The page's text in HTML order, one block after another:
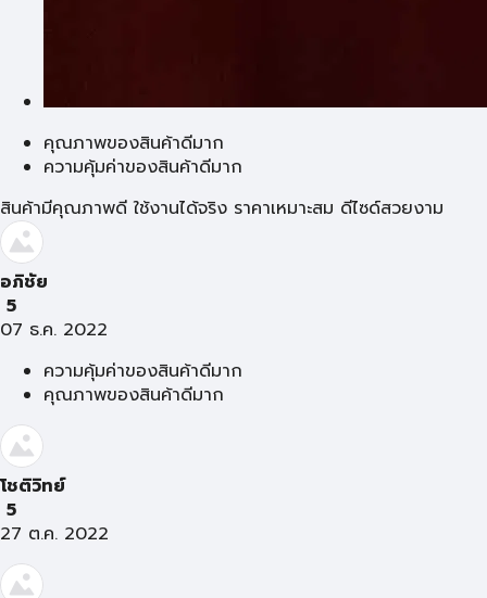
คุณภาพของสินค้าดีมาก
ความคุ้มค่าของสินค้าดีมาก
สินค้ามีคุณภาพดี ใช้งานได้จริง ราคาเหมาะสม ดีไซด์สวยงาม
อภิชัย
5
07 ธ.ค. 2022
ความคุ้มค่าของสินค้าดีมาก
คุณภาพของสินค้าดีมาก
โชติวิทย์
5
27 ต.ค. 2022